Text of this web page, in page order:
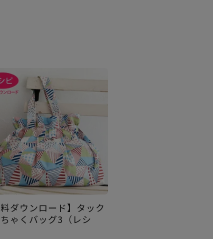
ダウンロード】タック
ゃくバッグ3（レシ